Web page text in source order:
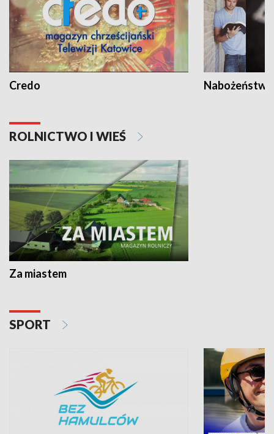
Credo
ROLNICTWO I WIEŚ
Za miastem
SPORT